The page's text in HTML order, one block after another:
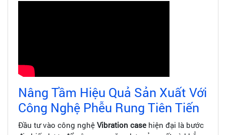
Nâng Tầm Hiệu Quả Sản Xuất Với
Công Nghệ Phễu Rung Tiên Tiến
Đầu tư vào công nghệ Vibration case hiện đại là bước